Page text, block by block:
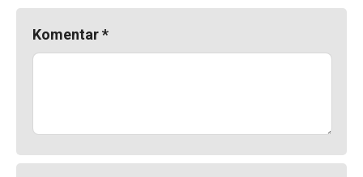
Komentar*